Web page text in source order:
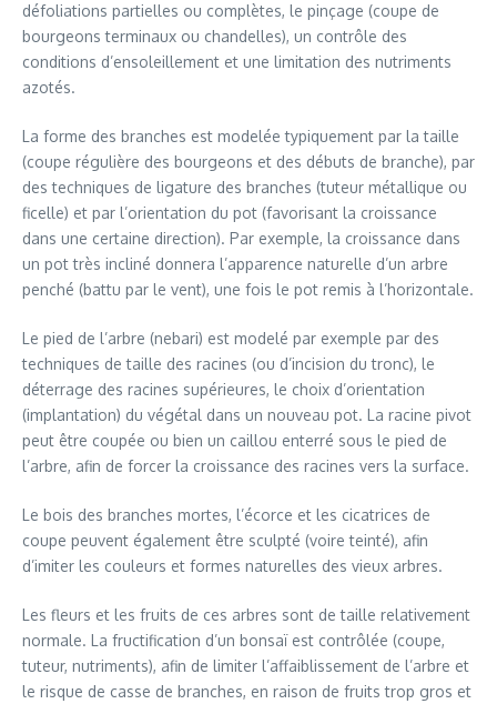
défoliations partielles ou complètes, le pinçage (coupe de
bourgeons terminaux ou chandelles), un contrôle des
conditions d’ensoleillement et une limitation des nutriments
azotés.
La forme des branches est modelée typiquement par la taille
(coupe régulière des bourgeons et des débuts de branche), par
des techniques de ligature des branches (tuteur métallique ou
ficelle) et par l’orientation du pot (favorisant la croissance
dans une certaine direction). Par exemple, la croissance dans
un pot très incliné donnera l’apparence naturelle d’un arbre
penché (battu par le vent), une fois le pot remis à l’horizontale.
Le pied de l’arbre (nebari) est modelé par exemple par des
techniques de taille des racines (ou d’incision du tronc), le
déterrage des racines supérieures, le choix d’orientation
(implantation) du végétal dans un nouveau pot. La racine pivot
peut être coupée ou bien un caillou enterré sous le pied de
l’arbre, afin de forcer la croissance des racines vers la surface.
Le bois des branches mortes, l’écorce et les cicatrices de
coupe peuvent également être sculpté (voire teinté), afin
d’imiter les couleurs et formes naturelles des vieux arbres.
Les fleurs et les fruits de ces arbres sont de taille relativement
normale. La fructification d’un bonsaï est contrôlée (coupe,
tuteur, nutriments), afin de limiter l’affaiblissement de l’arbre et
le risque de casse de branches, en raison de fruits trop gros et